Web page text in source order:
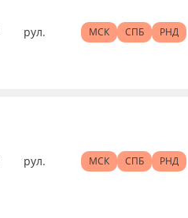
рул. МСК СПБ РНД
рул. МСК СПБ РНД